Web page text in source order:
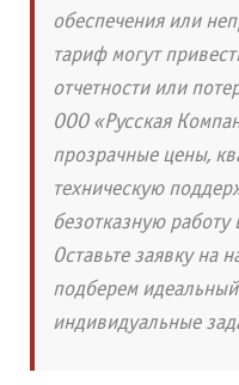
обеспечения или
тариф могут
отчетности или
ООО «Русская
прозрачные цены,
техническую
безотказную
Оставьте заявку на
подберем
индивидуальные